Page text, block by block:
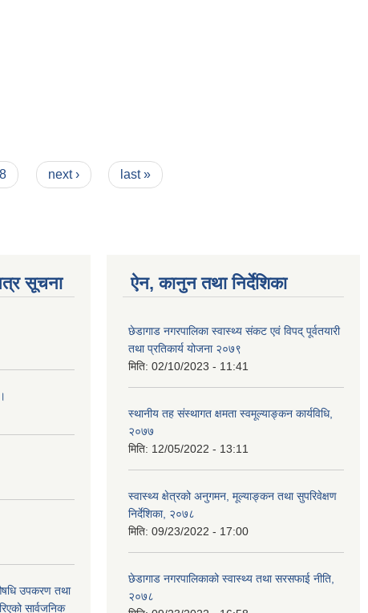
8 next › last »
सूचना
उपकरण तथा
सार्वजनिक
ऐन, कानुन तथा निर्देशिका
छेडागाड नगरपालिका स्वास्थ्य संकट एवं विपद् पूर्वतयारी
तथा प्रतिकार्य योजना २०७९
मिति: 02/10/2023 - 11:41
स्थानीय तह संस्थागत क्षमता स्वमूल्याङ्कन कार्यविधि,
२०७७
मिति: 12/05/2022 - 13:11
स्वास्थ्य क्षेत्रको अनुगमन, मूल्याङ्कन तथा सुपरिवेक्षण
निर्देशिका, २०७८
मिति: 09/23/2022 - 17:00
छेडागाड नगरपालिकाको स्वास्थ्य तथा सरसफाई नीति,
२०७८